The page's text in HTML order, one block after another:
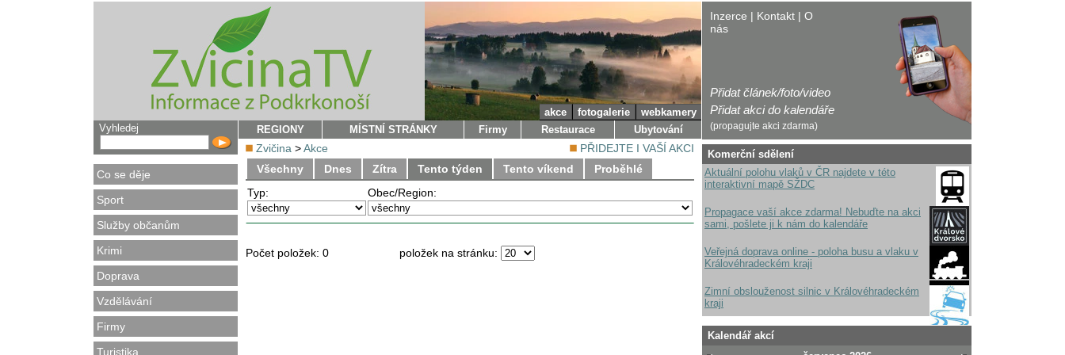
Vyhledej
Co se děje
Sport
Služby občanům
Krimi
Doprava
Vzdělávání
Firmy
Turistika
Inzerce | Kontakt | O
nás
Přidat článek/foto/video
Přidat akci do kalendáře
(propagujte akci zdarma)
akce fotogalerie
webkamery
REGIONY
MÍSTNÍ STRÁNKY Firmy Restaurace Ubytování
Zvičina >Akce
PŘIDEJTE I VAŠÍ AKCI
Všechny
Dnes Zítra Tento týden Tento víkend
Proběhlé
Typ:
Obec/Region:
Počet položek: 0 položek na stránku:
Komerční sdělení
Aktuální polohu vlaků v ČR najdete v této
interaktivní mapě SŽDC
Propagace vaší akce zdarma! Nebuďte na akci
sami, pošlete ji k nám do kalendáře
Veřejná doprava online - poloha busu a vlaku v
Královéhradeckém kraji
Zimní obslouženost silnic v Královéhradeckém
kraji
Kalendář akcí